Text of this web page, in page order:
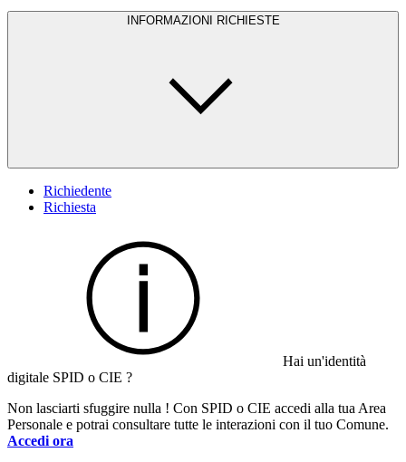
INFORMAZIONI RICHIESTE
Richiedente
Richiesta
Hai un'identità
digitale SPID o CIE ?
Non lasciarti sfuggire nulla ! Con SPID o CIE accedi alla tua Area
Personale e potrai consultare tutte le interazioni con il tuo Comune.
Accedi ora